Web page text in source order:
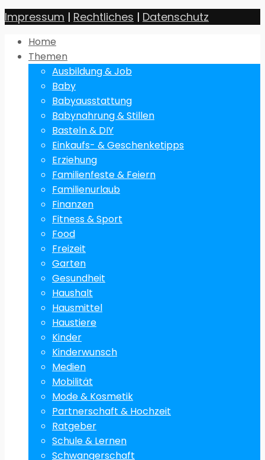
Impressum | Rechtliches | Datenschutz
Home
Themen
Ausbildung & Job
Baby
Babyausstattung
Babynahrung & Stillen
Basteln & DIY
Einkaufs- & Geschenketipps
Erziehung
Familienfeste & Feiern
Familienurlaub
Finanzen
Fitness & Sport
Food
Freizeit
Garten
Gesundheit
Haushalt
Hausmittel
Haustiere
Kinder
Kinderwunsch
Medien
Mobilität
Mode & Kosmetik
Partnerschaft & Hochzeit
Ratgeber
Schule & Lernen
Schwangerschaft